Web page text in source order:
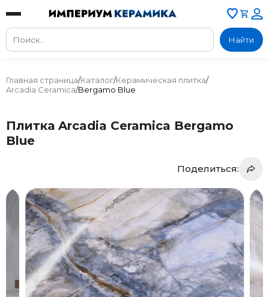
Найти
Главная страница/Каталог/Керамическая плитка/
Arcadia Ceramica/Bergamo Blue
Плитка Arcadia Ceramica Bergamo
Blue
Поделиться: